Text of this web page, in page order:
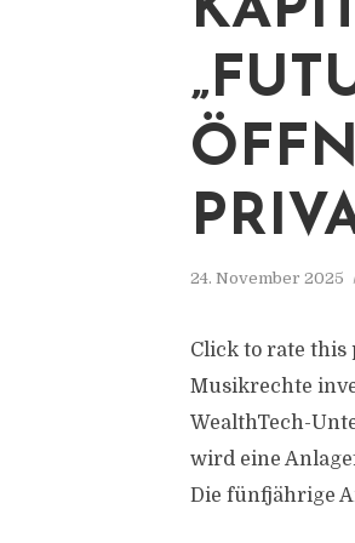
24. November 2025
Click to rate this
Musikrechte
WealthTech-
wird eine
Die fünfjährige